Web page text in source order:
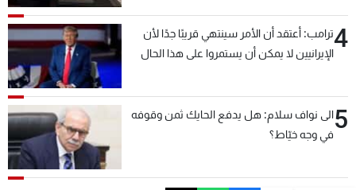
4ترامب: أعتقد أن الأمر سينتهي قريبًا جدًا لأن
الإيرانيين لا يمكن أن يستمروا على هذا الحال
5الى نواف سلام: هل يدفع الحايك ثمن وقوفه
في وجه خيّاط؟